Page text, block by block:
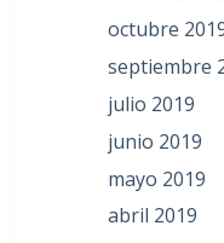
octubre
septiembre
julio 2019
junio 2019
mayo 2019
abril 2019